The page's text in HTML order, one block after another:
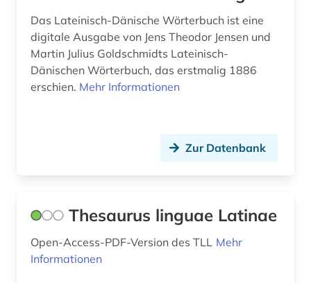
Das Lateinisch-Dänische Wörterbuch ist eine
digitale Ausgabe von Jens Theodor Jensen und
Martin Julius Goldschmidts Lateinisch-
Dänischen Wörterbuch, das erstmalig 1886
erschien. Mehr Informationen
Zur Datenbank
Thesaurus linguae Latinae
Open-Access-PDF-Version des TLL Mehr
Informationen